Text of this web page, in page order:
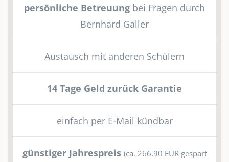
persönliche Betreuung bei Fragen durch
Bernhard Galler
Austausch mit anderen Schülern
14 Tage Geld zurück Garantie
einfach per E-Mail kündbar
günstiger Jahrespreis (ca. 266,90 EUR gespart